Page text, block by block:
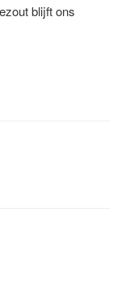
blijft ons